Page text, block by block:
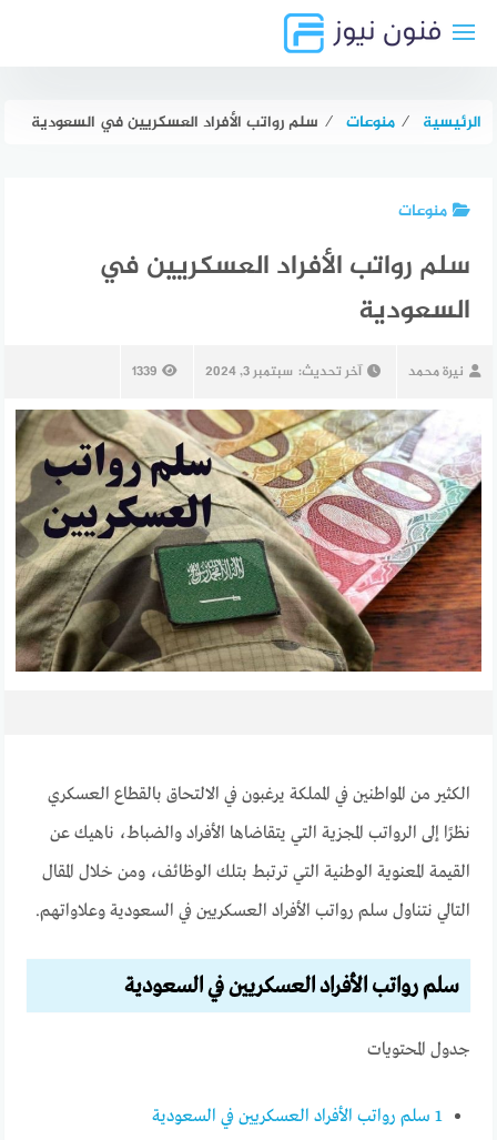
الرئيسية ⁄ منوعات ⁄ سلم رواتب الأفراد العسكريين في السعودية
منوعات
سلم رواتب الأفراد العسكريين في
السعودية
نيرة محمد آخر تحديث: سبتمبر 3, 2024 1339
الكثير من المواطنين في المملكة يرغبون في الالتحاق بالقطاع العسكري
نظرًا إلى الرواتب المجزية التي يتقاضاها الأفراد والضباط، ناهيك عن
القيمة المعنوية الوطنية التي ترتبط بتلك الوظائف، ومن خلال المقال
التالي نتناول سلم رواتب الأفراد العسكريين في السعودية وعلاواتهم.
سلم رواتب الأفراد العسكريينفي السعودية
جدول المحتويات
1 سلم رواتب الأفراد العسكريين في السعودية